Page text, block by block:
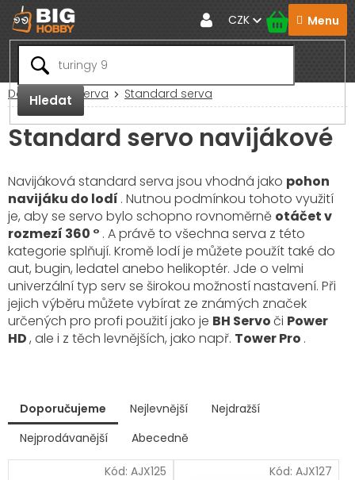
Přejít
na
obsah
Hledat
CZK
Domů RC Serva Standard serva
Standard servo navijákové
Navijáková standard serva jsou vhodná jako pohon
navijáku do lodí . Nutnou podmínkou tohoto využití
je, aby se servo bylo schopno rovnoměrně otáčet v
rozmezí 360 ° . A právě to všechna serva z této
kategorie splňují. Kromě lodí je můžete použít také do
aut, bugin, ledatel anebo helikoptér. Jde o velmi
univerzální typ serv se širokou možností nastavení. Při
jejich výběru můžete vybírat ze známých značek
určených pro profi použití jako je BH Servoči Power
HD, ale i z těch levnějších, jako např. Tower Pro .
a
Doporučujeme Nejlevnější
Nejdražší
Nejprodávanější
Abecedně
ý
i
Kód: AJX125 Kód: AJX127